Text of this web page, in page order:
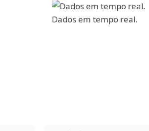
Dados em tempo real.